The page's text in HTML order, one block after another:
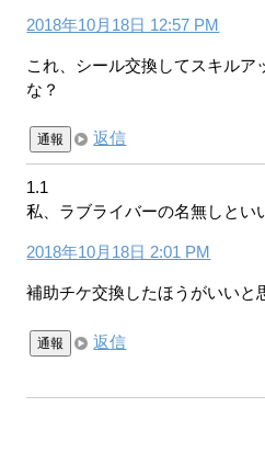
2018年10月18日 12:57 PM
これ、シール交換してスキルア
な？
通報 返信
1.1
私、ラブライバーの名無しとい
2018年10月18日 2:01 PM
補助チケ交換したほうがいいと
通報 返信